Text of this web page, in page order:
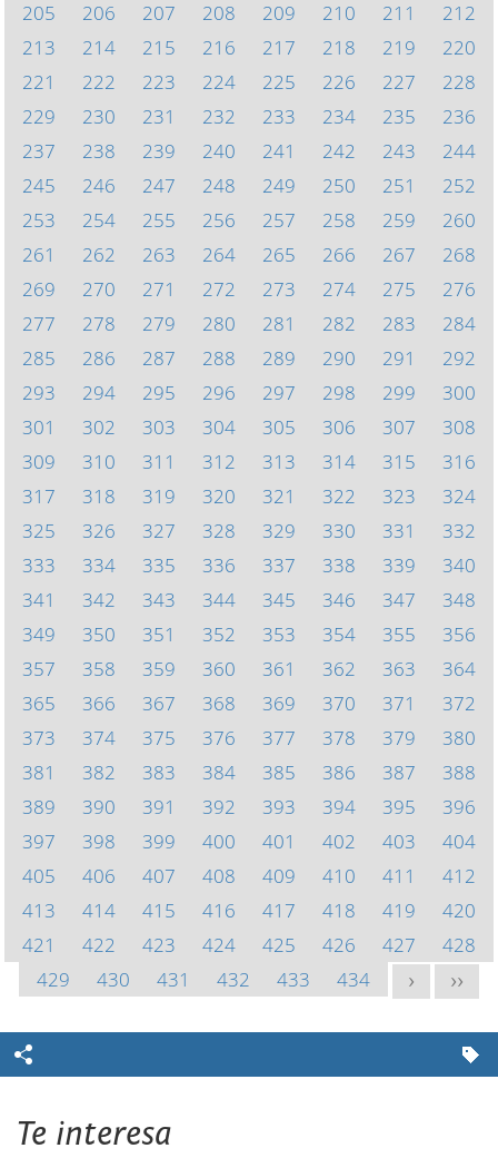
205 206 207 208 209 210 211
212
213
214 215 216 217 218 219
220
221
222 223 224 225 226 227
228
229
230 231 232 233 234 235
236
237
238 239 240 241 242 243
244
245
246 247 248 249 250 251
252
253
254 255 256 257 258 259
260
261
262 263 264 265 266 267
268
269
270 271 272 273 274 275
276
277
278 279 280 281 282 283
284
285
286 287 288 289 290 291
292
293
294 295 296 297 298 299
300
301
302 303 304 305 306 307
308
309
310 311 312 313 314 315
316
317
318 319 320 321 322 323
324
325
326 327 328 329 330 331
332
333
334 335 336 337 338 339
340
341
342 343 344 345 346 347
348
349
350 351 352 353 354 355
356
357
358 359 360 361 362 363
364
365
366 367 368 369 370 371
372
373
374 375 376 377 378 379
380
381
382 383 384 385 386 387
388
389
390 391 392 393 394 395
396
397
398 399 400 401 402 403
404
405
406 407 408 409 410 411
412
413
414 415 416 417 418 419
420
421
422 423 424 425 426 427
428
429
430 431 432 433 434 > >>
Te interesa